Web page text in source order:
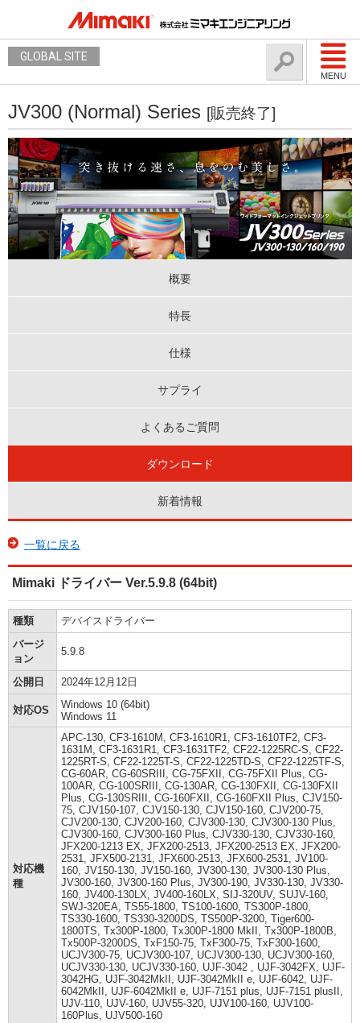
MENU
GLOBAL SITE
JV300 (Normal) Series [販売終了]
概要
特長
仕様
サプライ
よくあるご質問
ダウンロード
新着情報
一覧に戻る
Mimaki ドライバー Ver.5.9.8 (64bit)
種類
デバイスドライバー
バージ
ョン
5.9.8
公開日 2024年12月12日
対応OS
Windows 10 (64bit)
Windows 11
対応機
種
APC-130, CF3-1610M, CF3-1610R1, CF3-1610TF2, CF3-
1631M, CF3-1631R1, CF3-1631TF2, CF22-1225RC-S, CF22-
1225RT-S, CF22-1225T-S, CF22-1225TD-S, CF22-1225TF-S,
CG-60AR, CG-60SRIII, CG-75FXII, CG-75FXII Plus, CG-
100AR, CG-100SRIII, CG-130AR, CG-130FXII, CG-130FXII
Plus, CG-130SRIII, CG-160FXII, CG-160FXII Plus, CJV150-
75, CJV150-107, CJV150-130, CJV150-160, CJV200-75,
CJV200-130, CJV200-160, CJV300-130, CJV300-130 Plus,
CJV300-160, CJV300-160 Plus, CJV330-130, CJV330-160,
JFX200-1213 EX, JFX200-2513, JFX200-2513 EX, JFX200-
2531, JFX500-2131, JFX600-2513, JFX600-2531, JV100-
160, JV150-130, JV150-160, JV300-130, JV300-130 Plus,
JV300-160, JV300-160 Plus, JV300-190, JV330-130, JV330-
160, JV400-130LX, JV400-160LX, SIJ-320UV, SUJV-160,
SWJ-320EA, TS55-1800, TS100-1600, TS300P-1800,
TS330-1600, TS330-3200DS, TS500P-3200, Tiger600-
1800TS, Tx300P-1800, Tx300P-1800 MkII, Tx300P-1800B,
Tx500P-3200DS, TxF150-75, TxF300-75, TxF300-1600,
UCJV300-75, UCJV300-107, UCJV300-130, UCJV300-160,
UCJV330-130, UCJV330-160, UJF-3042 , UJF-3042FX, UJF-
3042HG, UJF-3042MkII, UJF-3042MkII e, UJF-6042, UJF-
6042MkII, UJF-6042MkII e, UJF-7151 plus, UJF-7151 plusII,
UJV-110, UJV-160, UJV55-320, UJV100-160, UJV100-
160Plus, UJV500-160